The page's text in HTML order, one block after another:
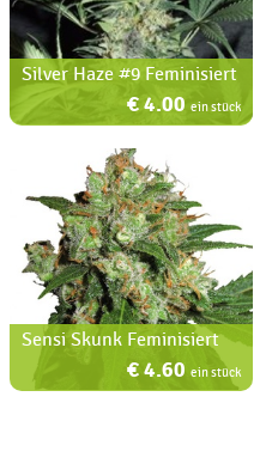
Silver Haze #9 Feminisiert
€ 4.00 ein stück
Sensi Skunk Feminisiert
€ 4.60 ein stück